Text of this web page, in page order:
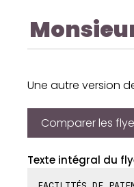
Une autre version
Comparer les
Texte intégral du
FACILITÉS DE